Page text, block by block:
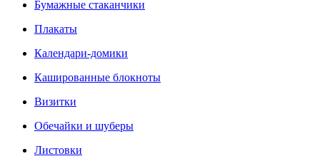
Бумажные стаканчики
Плакаты
Календари-домики
Кашированные блокноты
Визитки
Обечайки и шуберы
Листовки